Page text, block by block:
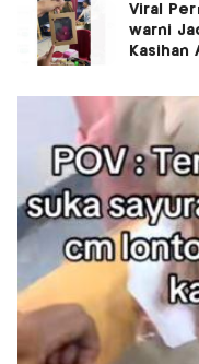
Viral
warni
Kasihan